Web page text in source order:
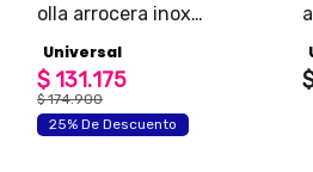
olla arrocera inox
universal, capacidad
5 tazas/ 1l /1 lb,
recipiente con
recubrimiento
antiadherente y
Universal
$ 131.175
$ 174.900
25% De Descuento